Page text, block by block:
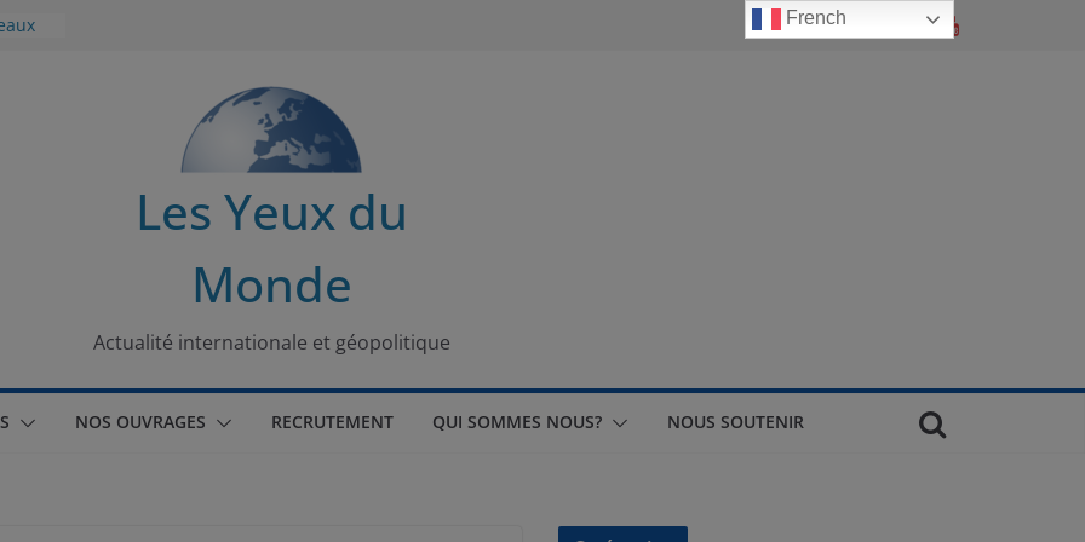
Les Yeux du
Monde
Actualité internationale et géopolitique
NOS OUVRAGES RECRUTEMENT QUI SOMMES NOUS? NOUS SOUTENIR
French